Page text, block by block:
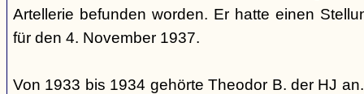
Artellerie befunden worden. Er hatte einen
für den 4. November 1937.
Von 1933 bis 1934 gehörte Theodor B. der HJ